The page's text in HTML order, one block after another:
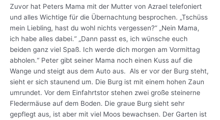
Zuvor hat Peters Mama mit der Mutter von Azrael telefoniert
und alles Wichtige für die Übernachtung besprochen. „Tschüss
mein Liebling, hast du wohl nichts vergessen?“ „Nein Mama,
ich habe alles dabei.“ „Dann passt es, ich wünsche euch
beiden ganz viel Spaß. Ich werde dich morgen am Vormittag
abholen.“ Peter gibt seiner Mama noch einen Kuss auf die
Wange und steigt aus dem Auto aus. Als er vor der Burg steht,
sieht er sich staunend um. Die Burg ist mit einem hohen Zaun
umrundet. Vor dem Einfahrtstor stehen zwei große steinerne
Fledermäuse auf dem Boden. Die graue Burg sieht sehr
gepflegt aus, ist aber mit viel Moos bewachsen. Der Garten ist